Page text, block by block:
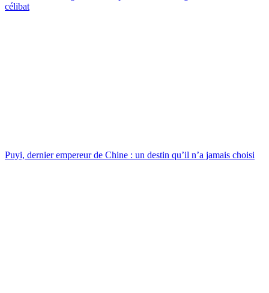
célibat
Puyi, dernier empereur de Chine : un destin qu’il n’a jamais choisi